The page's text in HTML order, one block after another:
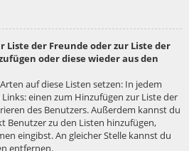
Liste der Freunde oder zur Liste der
oder diese wieder aus den
auf diese Listen setzen: In jedem
einen zum Hinzufügen zur Liste der
des Benutzers. Außerdem kannst du
Benutzer zu den Listen hinzufügen,
eingibst. An gleicher Stelle kannst du
entfernen.